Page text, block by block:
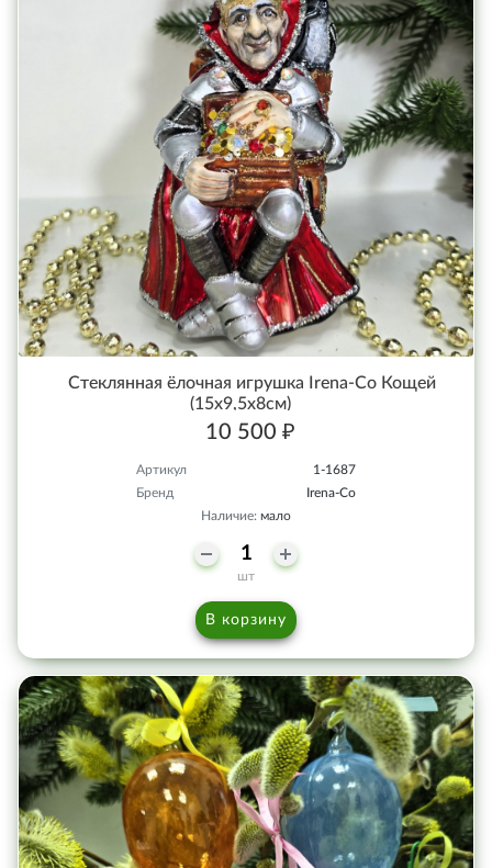
Стеклянная ёлочная игрушка Irena-Co Кощей
(15х9,5х8см)
10 500 ₽
Артикул
1-1687
Бренд
Irena-Co
Наличие: мало
шт
В корзину